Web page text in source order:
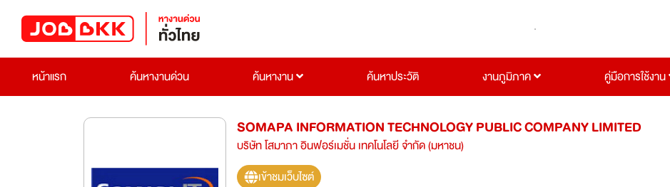
หน้าแรก
ค้นหางานด่วน ค้นหางาน ค้นหาประวัติ งานภูมิภาค คู่มือการใช้งาน
SOMAPA INFORMATION TECHNOLOGY PUBLIC COMPANY LIMITED
บริษัท โสมาภา อินฟอร์เมชั่น เทคโนโลยี จำกัด (มหาชน)
เข้าชมเว็บไซต์